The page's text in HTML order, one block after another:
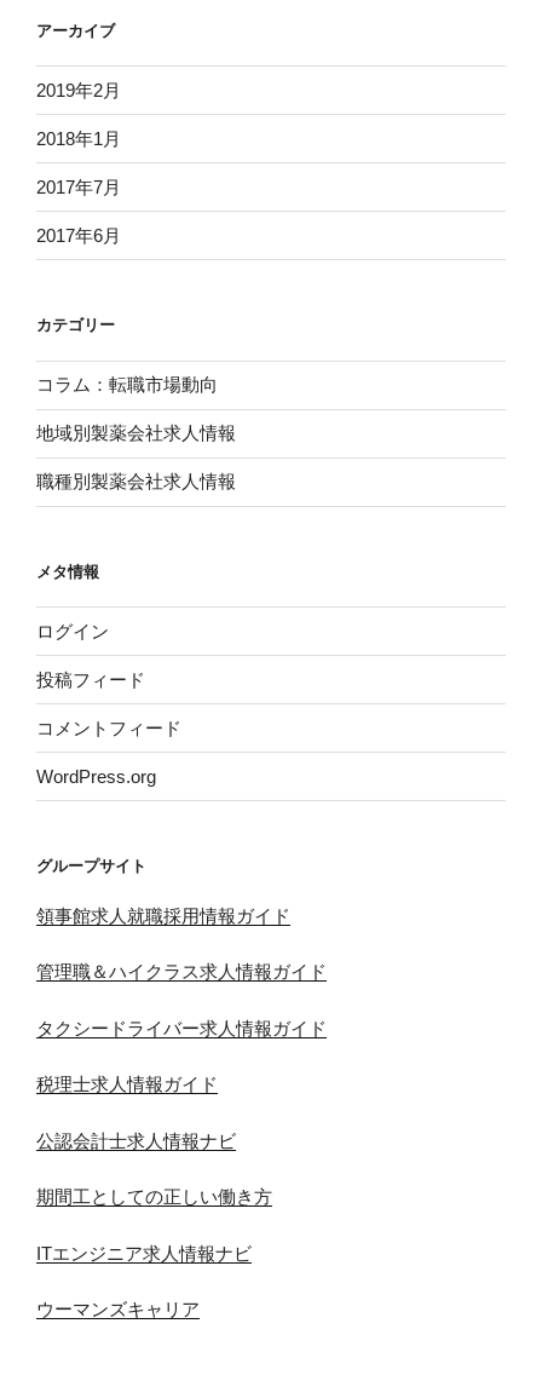
アーカイブ
2019年2月
2018年1月
2017年7月
2017年6月
カテゴリー
コラム：転職市場動向
地域別製薬会社求人情報
職種別製薬会社求人情報
メタ情報
ログイン
投稿フィード
コメントフィード
WordPress.org
グループサイト
領事館求人就職採用情報ガイド
管理職＆ハイクラス求人情報ガイド
タクシードライバー求人情報ガイド
税理士求人情報ガイド
公認会計士求人情報ナビ
期間工としての正しい働き方
ITエンジニア求人情報ナビ
ウーマンズキャリア